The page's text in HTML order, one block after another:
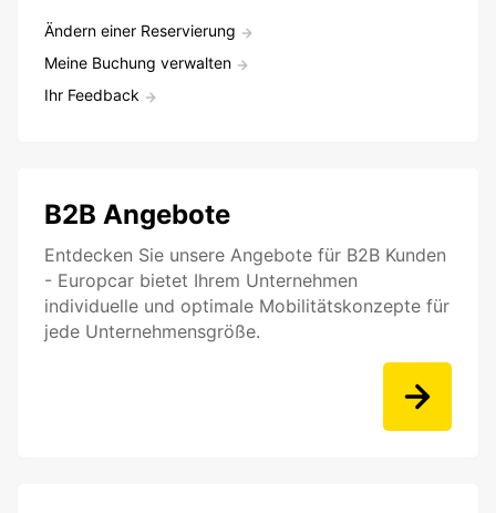
Ändern einer Reservierung
Meine Buchung verwalten
Ihr Feedback
B2B Angebote
Entdecken Sie unsere Angebote für B2B Kunden
- Europcar bietet Ihrem Unternehmen
individuelle und optimale Mobilitätskonzepte für
jede Unternehmensgröße.